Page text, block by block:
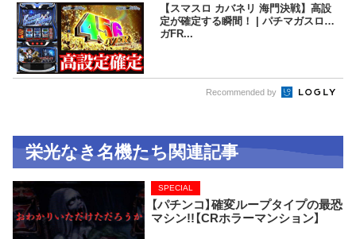
【スマスロ カバネリ 海門決戦】高設
定が確定する瞬間！ | パチマガスロマ
ガFR...
Recommended by
栄光なき名機たち関連記事
【パチンコ】確変ループタイプの最恐
マシン!!【CRホラーマンション】
SPECIAL